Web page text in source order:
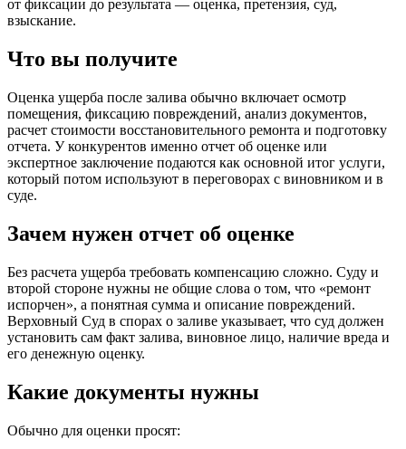
от фиксации до результата — оценка, претензия, суд,
взыскание.
Что вы получите
Оценка ущерба после залива обычно включает осмотр
помещения, фиксацию повреждений, анализ документов,
расчет стоимости восстановительного ремонта и подготовку
отчета. У конкурентов именно отчет об оценке или
экспертное заключение подаются как основной итог услуги,
который потом используют в переговорах с виновником и в
суде.
Зачем нужен отчет об оценке
Без расчета ущерба требовать компенсацию сложно. Суду и
второй стороне нужны не общие слова о том, что «ремонт
испорчен», а понятная сумма и описание повреждений.
Верховный Суд в спорах о заливе указывает, что суд должен
установить сам факт залива, виновное лицо, наличие вреда и
его денежную оценку.
Какие документы нужны
Обычно для оценки просят: